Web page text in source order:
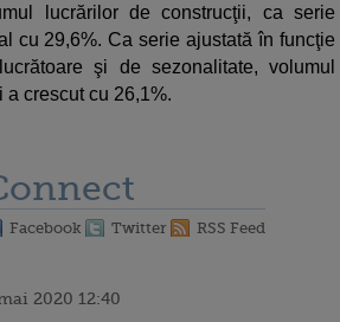
lucrărilor de construcţii, ca serie
cu 29,6%. Ca serie ajustată în funcţie
şi de sezonalitate, volumul
a crescut cu 26,1%.
Facebook Twitter RSS Feed
mai 2020 12:40